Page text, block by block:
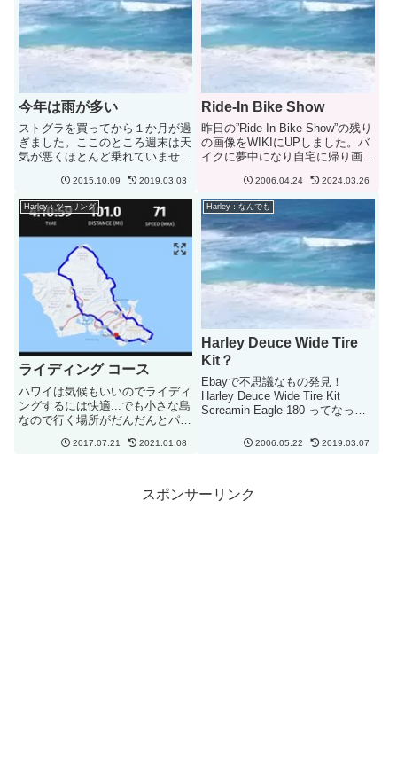
今年は雨が多い
ストグラを買ってから１か月が過
ぎました。ここのところ週末は天
気が悪くほとんど乗れていませ
ました。今年は本当に雨が多い！
とくに週末はダメです！年内に
1000マイル達成できるか....今や
っと120マイル。結構きび...
2015.10.09 2019.03.03
Ride-In Bike Show
昨日の”Ride-In Bike Show”の残り
の画像をWIKIにUPしました。バ
イクに夢中になり自宅に帰り画像
ものは1枚もありませんでした。
（またしても失敗）今年は早く行
き過ぎたのと、最後までいられな
かった...
2006.04.24 2024.03.26
Harley：ツーリング
ライディング コース
ハワイは気候もいいのでライディ
ングするには快適...でも小さな島
なので行く場所がだんだんとパタ
時間が限られているので....今ま
時間ですいつも西回り...
2017.07.21 2021.01.08
Harley：なんでも
Harley Deuce Wide Tire
Kit？
Ebayで不思議なもの発見！
Harley Deuce Wide Tire Kit
Screamin Eagle 180 ってなって
買うと決めた人は＄１００になっ
2006.05.22 2019.03.07
スポンサーリンク